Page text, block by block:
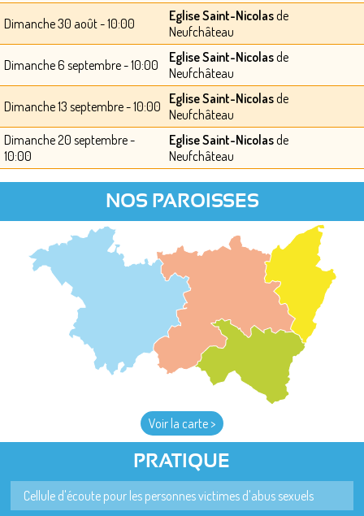
Dimanche 30 août - 10:00 Eglise Saint-Nicolasde
Neufchâteau
Dimanche 6 septembre - 10:00 Eglise Saint-Nicolasde
Neufchâteau
Dimanche 13 septembre - 10:00 Eglise Saint-Nicolasde
Neufchâteau
Dimanche 20 septembre -
10:00
Eglise Saint-Nicolasde
Neufchâteau
NOS PAROISSES
Voir la carte >
PRATIQUE
Cellule d'écoute pour les personnes victimes d'abus sexuels